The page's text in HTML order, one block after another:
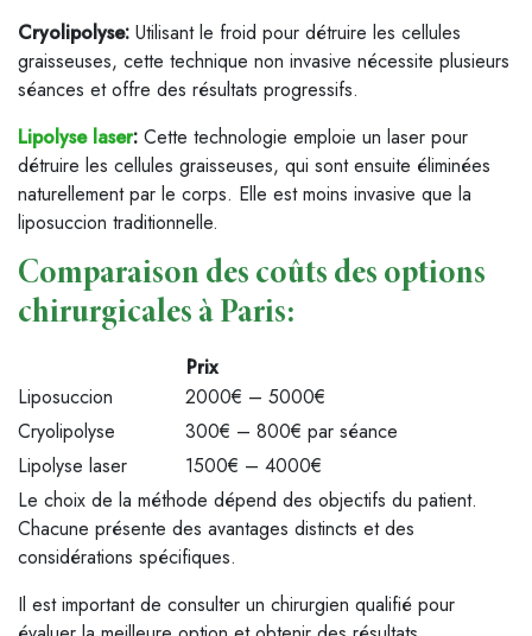
Cryolipolyse: Utilisant le froid pour détruire les cellules
graisseuses, cette technique non invasive nécessite plusieurs
séances et offre des résultats progressifs.
Lipolyse laser: Cette technologie emploie un laser pour
détruire les cellules graisseuses, qui sont ensuite éliminées
naturellement par le corps. Elle est moins invasive que la
liposuccion traditionnelle.
Comparaison des coûts des options
chirurgicales à Paris:
Prix
Liposuccion
2000€ – 5000€
Cryolipolyse
300€ – 800€ par séance
Lipolyse laser
1500€ – 4000€
Le choix de la méthode dépend des objectifs du patient.
Chacune présente des avantages distincts et des
considérations spécifiques.
Il est important de consulter un chirurgien qualifié pour